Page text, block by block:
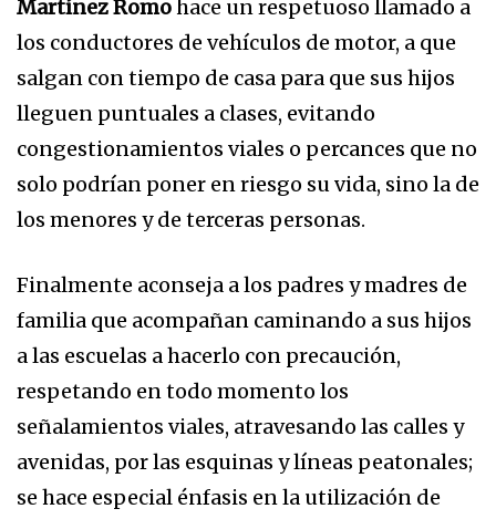
Martínez Romohace un respetuoso llamado a
los conductores de vehículos de motor, a que
salgan con tiempo de casa para que sus hijos
lleguen puntuales a clases, evitando
congestionamientos viales o percances que no
solo podrían poner en riesgo su vida, sino la de
los menores y de terceras personas.
Finalmente aconseja a los padres y madres de
familia que acompañan caminando a sus hijos
a las escuelas a hacerlo con precaución,
respetando en todo momento los
señalamientos viales, atravesando las calles y
avenidas, por las esquinas y líneas peatonales;
se hace especial énfasis en la utilización de